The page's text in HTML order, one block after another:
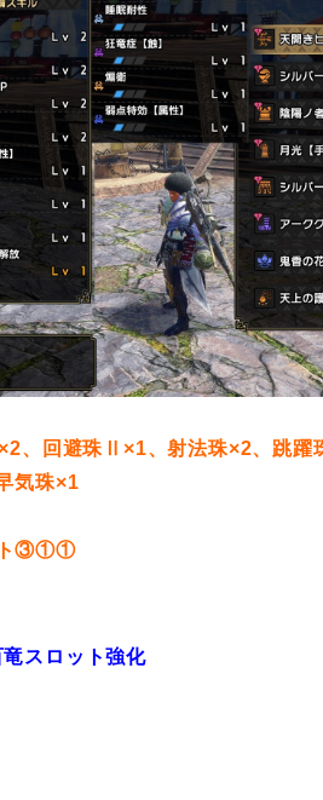
、回避珠Ⅱ×1、射法珠×2、跳躍
気珠×1
ト③①①
スロット強化